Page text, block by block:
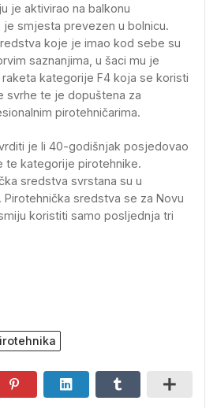
je aktivirao na balkonu
smjesta prevezen u bolnicu.
koje je imao kod sebe su
saznanjima, u šaci mu je
kategorije F4 koja se koristi
svrhe te je dopuštena za
pirotehničarima.
je li 40-godišnjak posjedovao
te kategorije pirotehnike.
sredstva svrstana su u
Pirotehnička sredstva se za Novu
koristiti samo posljednja tri